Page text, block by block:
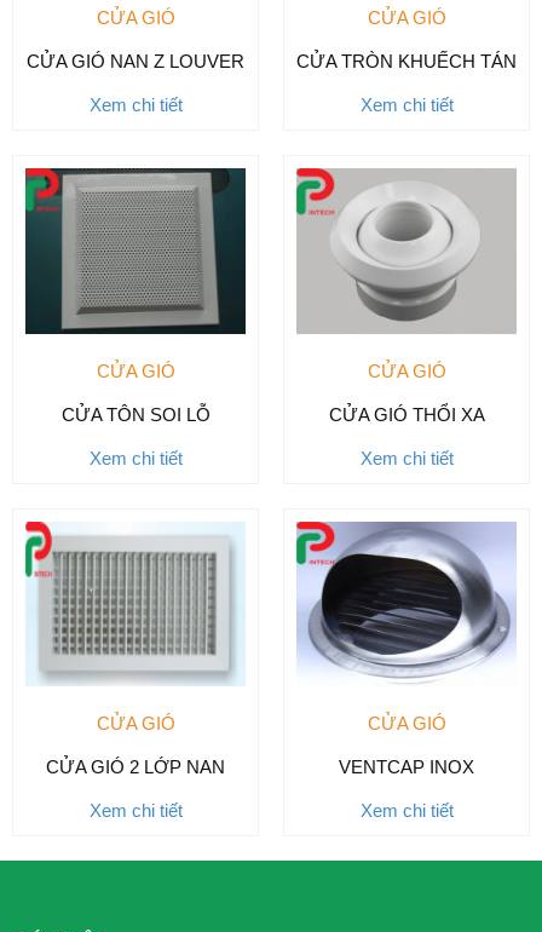
CỬA GIÓ
CỬA GIÓ NAN Z LOUVER
Xem chi tiết
CỬA GIÓ
CỬA TRÒN KHUẾCH TÁN
Xem chi tiết
CỬA GIÓ
CỬA TÔN SOI LỖ
Xem chi tiết
CỬA GIÓ
CỬA GIÓ THỔI XA
Xem chi tiết
CỬA GIÓ
CỬA GIÓ 2 LỚP NAN
Xem chi tiết
CỬA GIÓ
VENTCAP INOX
Xem chi tiết